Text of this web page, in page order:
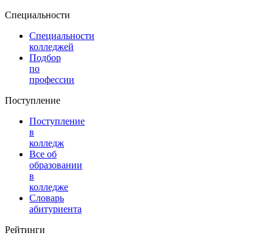
Специальности
Специальности
колледжей
Подбор
по
профессии
Поступление
Поступление
в
колледж
Все об
образовании
в
колледже
Словарь
абитуриента
Рейтинги